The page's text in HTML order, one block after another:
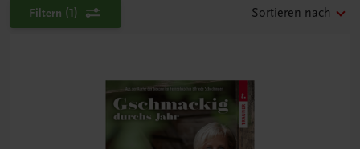
Filtern (1) Sortieren nach